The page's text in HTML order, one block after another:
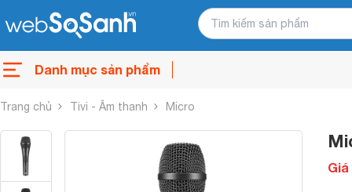
Danh mục sản phẩm
Trang chủ Tivi - Âm thanh Micro
Giá